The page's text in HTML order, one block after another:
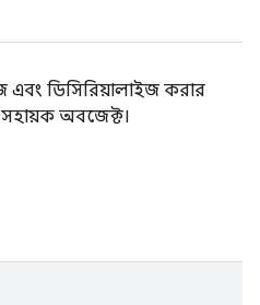
এবং ডিসিরিয়ালাইজ করার
অবজেক্ট।